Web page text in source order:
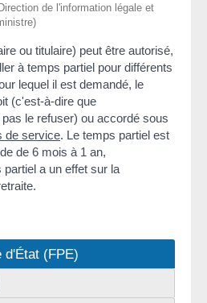
de l'information légale et
ou titulaire) peut être autorisé,
à temps partiel pour différents
lequel il est demandé, le
(c'est-à-dire que
le refuser) ou accordé sous
de service. Le temps partiel est
de 6 mois à 1 an,
a un effet sur la
d'État (FPE)